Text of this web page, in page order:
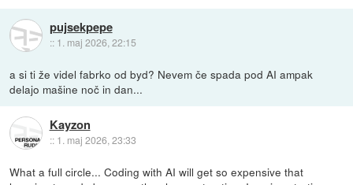
pujsekpepe
:: 1. maj 2026, 22:15
a si ti že videl fabrko od byd? Nevem če spada pod AI ampak
delajo mašine noč in dan...
Kayzon
:: 1. maj 2026, 23:33
What a full circle... Coding with AI will get so expensive that